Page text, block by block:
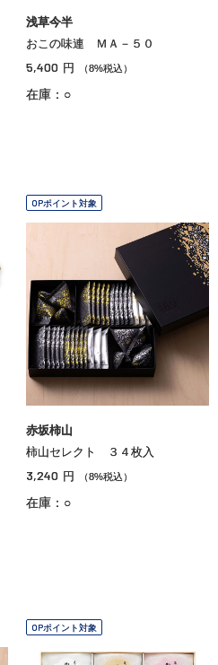
浅草今半
おこの味連 ＭＡ－５０
5,400 円 （8%税込）
在庫：○
OPポイント対象
赤坂柿山
柿山セレクト ３４枚入
3,240 円 （8%税込）
在庫：○
OPポイント対象